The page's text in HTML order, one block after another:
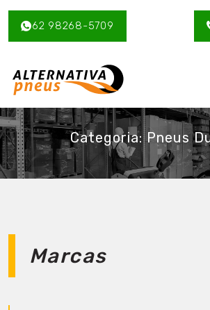
62 98268-5709
Categoria: Pneus
Marcas